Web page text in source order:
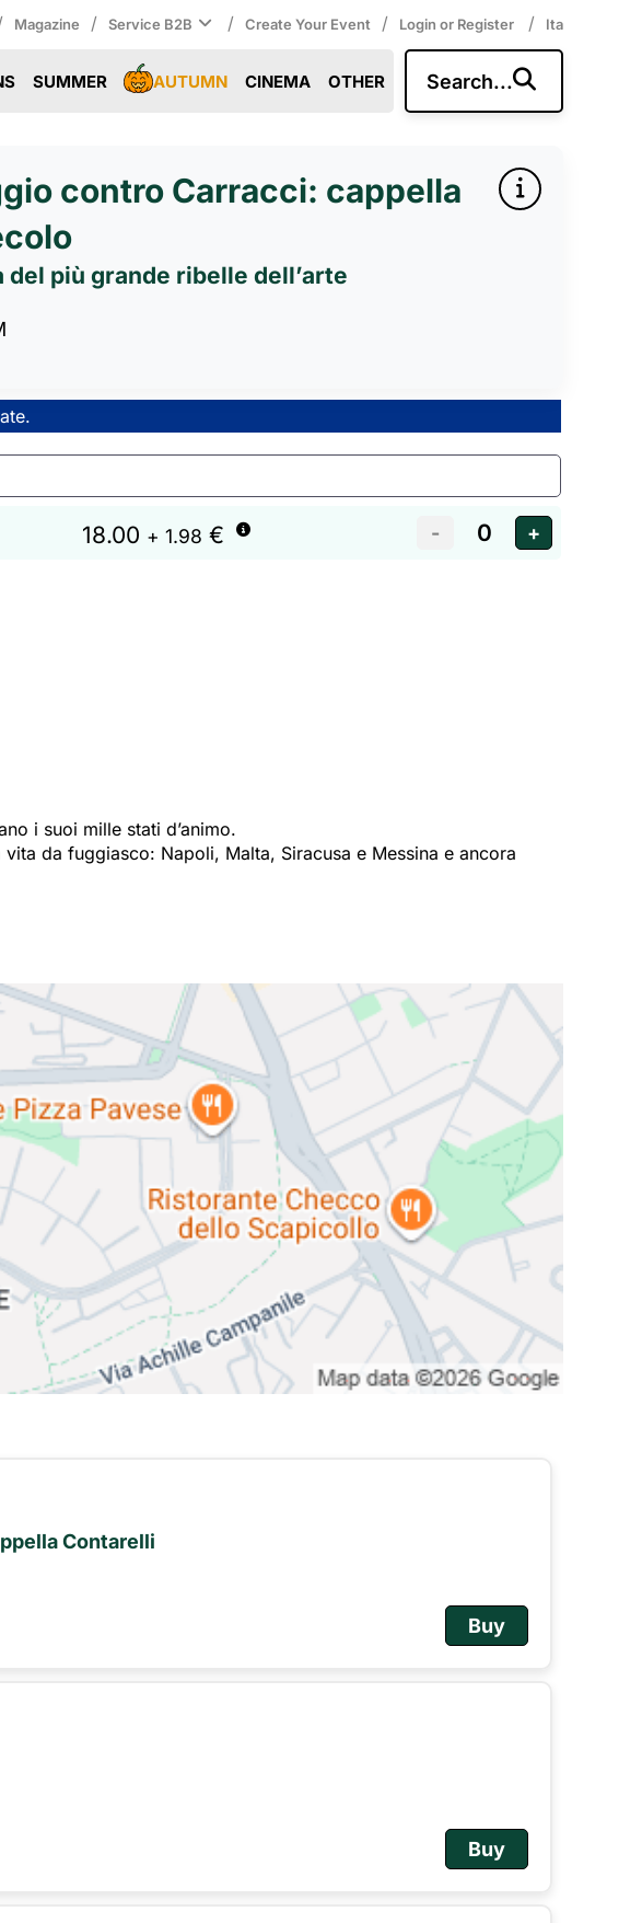
Magazine / Service B2B / Create Your Event / Login or Register / Ita
SUMMER AUTUMN CINEMA OTHER Search...
contro Carracci: cappella
del più grande ribelle dell’arte
18.00 + 1.98 €
i suoi mille stati d’animo.
da fuggiasco: Napoli, Malta, Siracusa e Messina e ancora
Contarelli
Buy
Buy